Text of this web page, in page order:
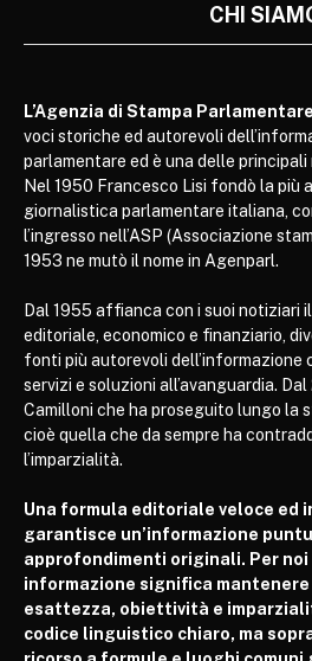
CHI
L’Agenzia di Stampa
voci storiche ed autorevoli
parlamentare ed è una delle
Nel 1950 Francesco Lisi fondò la più
giornalistica parlamentare italiana,
l’ingresso nell’ASP (Associazione
1953 ne mutò il nome in Agenparl.
Dal 1955 affianca con i suoi notiziari
editoriale, economico e finanziario,
fonti più autorevoli dell’informazione
servizi e soluzioni all’avanguardia.
Camilloni che ha proseguito lungo la
cioè quella che da sempre ha
l’imparzialità.
Una formula editoriale veloce ed
garantisce un’informazione
approfondimenti originali. Per
informazione significa
esattezza, obiettività e
codice linguistico chiaro, ma